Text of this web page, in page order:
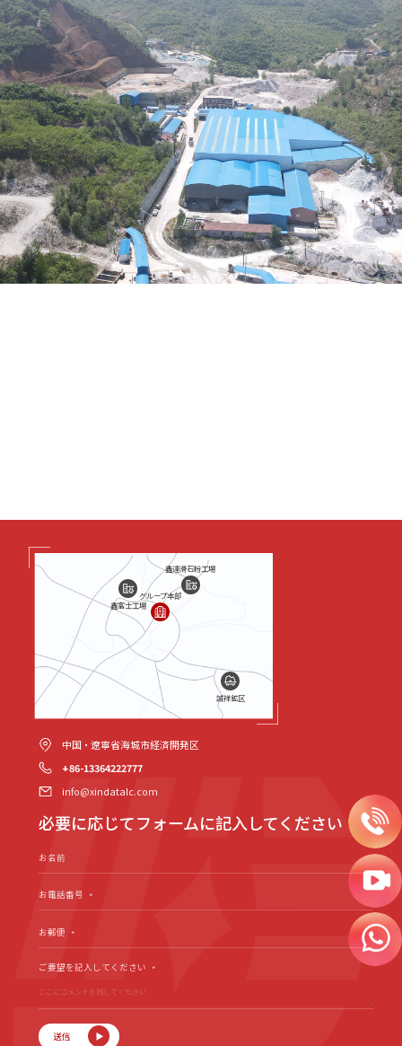
グループ本部
鑫富士工場
鑫達滑石粉工場
誠祥鉱区
中国・遼寧省海城市経済開発区
+86-13364222777
info@xindatalc.com
必要に応じてフォームに記入してください
お名前
お電話番号 *
お郵便 *
ご要望を記入してください *
送信